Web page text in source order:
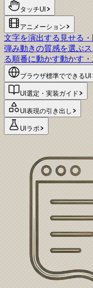
タッチUI
アニメーション
文字を演出する 見せる
弾み動きの質感を選ぶ
る順番に動かす動かす
ブラウザ標準でできるUI
UI選定・実装ガイド
UI表現の引き出し
UIラボ